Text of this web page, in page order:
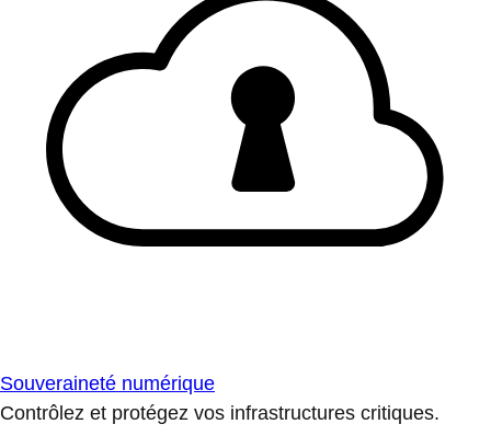
Souveraineté numérique
Contrôlez et protégez vos infrastructures critiques.